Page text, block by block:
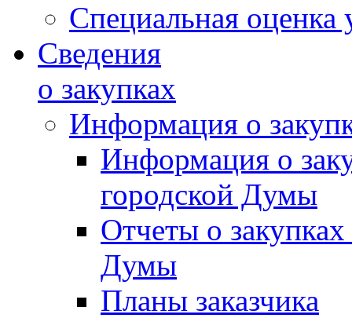
Специальная оценка
Сведения
о закупках
Информация о
Информация о
городской Думы
Отчеты о
Думы
Планы заказчика